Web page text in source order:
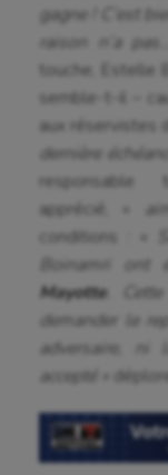
gagne ! C’est
raison n’a
touche, Estelle
semble-t-il –
aux réservistes
dernière
responsable
apprécié, «
conditions : «
Boinamri
Mayotte.
demander le
adversaire, ni
accepté »